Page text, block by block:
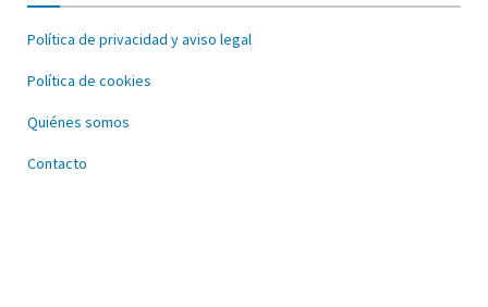
Política de privacidad y aviso legal
Política de cookies
Quiénes somos
Contacto